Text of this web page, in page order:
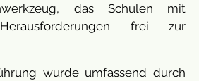
das Schulen mit
frei zur
wurde umfassend durch